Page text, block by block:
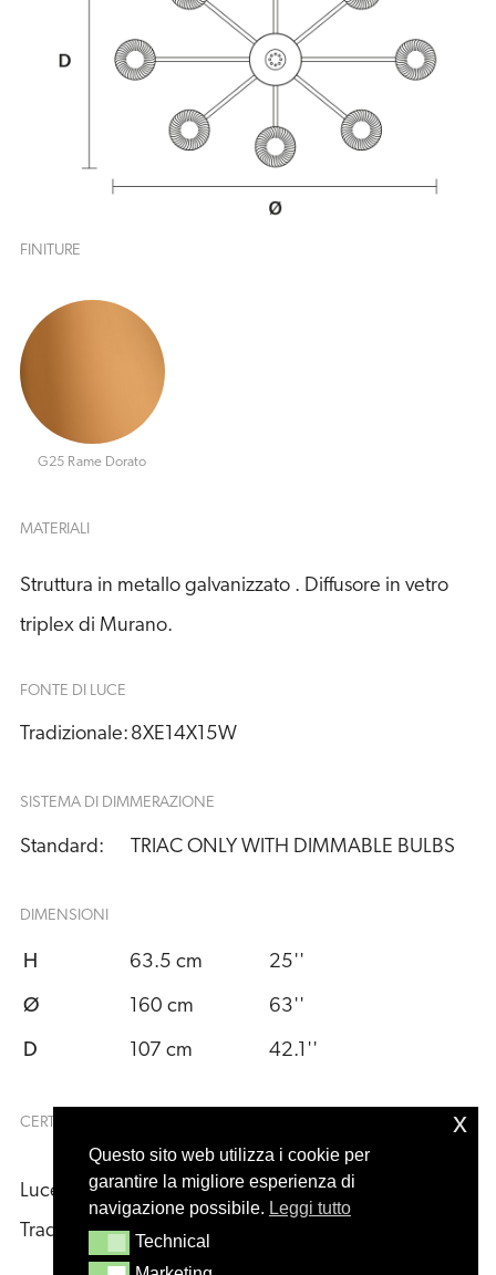
Questo sito web utilizza i cookie per
garantire la migliore esperienza di
navigazione possibile. Leggi tutto
TechnicalTechnical
x
FINITURE
G25 Rame Dorato
MATERIALI
Struttura in metallo galvanizzato . Diffusore in vetro
triplex di Murano.
FONTE DI LUCE
Tradizionale: 8XE14X15W
SISTEMA DI DIMMERAZIONE
Standard: TRIAC ONLY WITH DIMMABLE BULBS
DIMENSIONI
H 63.5 cm 25''
Ø 160 cm 63''
D 107 cm 42.1''
CERTIFICAZIONI
Luce
Tradizionale: